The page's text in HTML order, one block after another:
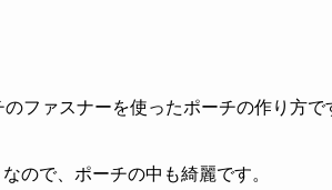
のファスナーを使ったポーチの作り方で
ので、ポーチの中も綺麗です。